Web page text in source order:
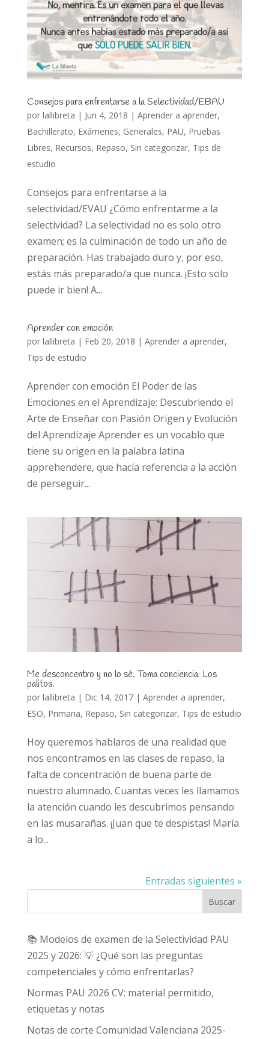
Consejos para enfrentarse a la Selectividad/EBAU
por lallibreta | Jun 4, 2018 | Aprender a aprender,
Bachillerato, Exámenes, Generales, PAU, Pruebas
Libres, Recursos, Repaso, Sin categorizar, Tips de
estudio
Consejos para enfrentarse a la
selectividad/EVAU ¿Cómo enfrentarme a la
selectividad? La selectividad no es solo otro
examen; es la culminación de todo un año de
preparación. Has trabajado duro y, por eso,
estás más preparado/a que nunca. ¡Esto solo
puede ir bien! A...
Aprender con emoción
por lallibreta | Feb 20, 2018 | Aprender a aprender,
Tips de estudio
Aprender con emoción El Poder de las
Emociones en el Aprendizaje: Descubriendo el
Arte de Enseñar con Pasión Origen y Evolución
del Aprendizaje Aprender es un vocablo que
tiene su origen en la palabra latina
apprehendere, que hacía referencia a la acción
de perseguir...
Me desconcentro y no lo sé. Toma conciencia: Los
palitos.
por lallibreta | Dic 14, 2017| Aprender a aprender,
ESO, Primaria, Repaso, Sin categorizar, Tips de estudio
Hoy queremos hablaros de una realidad que
nos encontramos en las clases de repaso, la
falta de concentración de buena parte de
nuestro alumnado. Cuantas veces les llamamos
la atención cuando les descubrimos pensando
en las musarañas. ¡Juan que te despistas! María
a lo...
Entradas siguientes »
Buscar
📚 Modelos de examen de la Selectividad PAU
2025 y 2026: 💡 ¿Qué son las preguntas
competenciales y cómo enfrentarlas?
Normas PAU 2026 CV: material permitido,
etiquetas y notas
Notas de corte Comunidad Valenciana 2025-